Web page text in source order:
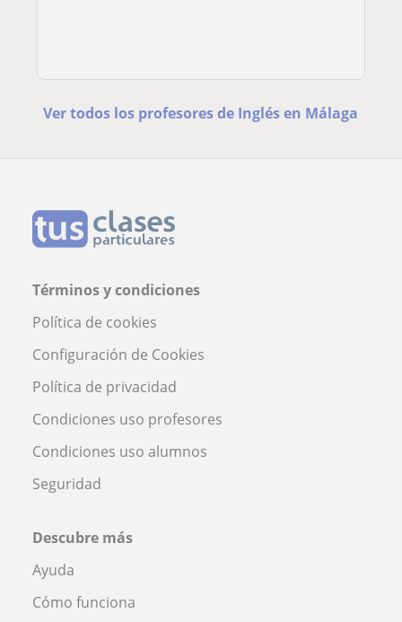
Ver todos los profesores de Inglés en Málaga
Términos y condiciones
Política de cookies
Configuración de Cookies
Política de privacidad
Condiciones uso profesores
Condiciones uso alumnos
Seguridad
Descubre más
Ayuda
Cómo funciona